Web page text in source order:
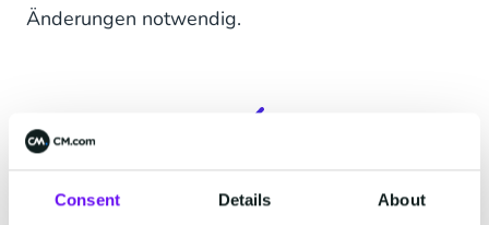
Consent Details About
Änderungen notwendig.
Daten